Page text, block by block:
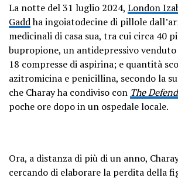
La notte del 31 luglio 2024, London
Gaddha ingoiatodecine di pillole
medicinali di casa sua, tra cui circa 40
bupropione, un antidepressivo venduto
18 compresse di aspirina; e quantità
azitromicina e penicillina, secondo la
che Charay ha condiviso con The
poche ore dopo in un ospedale locale.
Ora, a distanza di più di un anno,
cercando di elaborare la perdita della